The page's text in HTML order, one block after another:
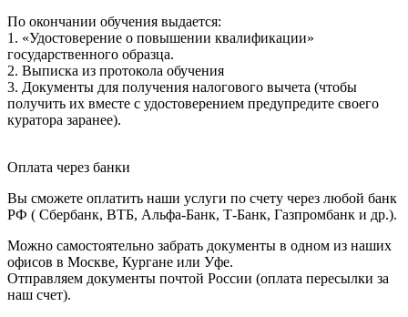
По окончании обучения выдается:
1. «Удостоверение о повышении квалификации»
государственного образца.
2. Выписка из протокола обучения
3. Документы для получения налогового вычета (чтобы
получить их вместе с удостоверением предупредите своего
куратора заранее).
Оплата через банки
Вы сможете оплатить наши услуги по счету через любой банк
РФ ( Сбербанк, ВТБ, Альфа-Банк, Т-Банк, Газпромбанк и др.).
Можно самостоятельно забрать документы в одном из наших
офисов в Москве, Кургане или Уфе.
Отправляем документы почтой России (оплата пересылки за
наш счет).